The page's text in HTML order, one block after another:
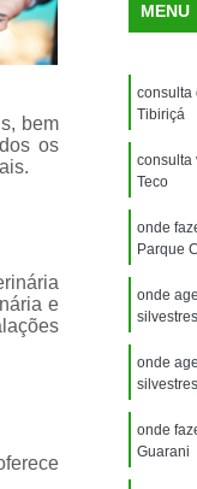
Silvestres
Animais Silvestres
São Caetano
Consulta Veterinária
Exame de
Exame
Exame
Exame
para Animais
André
Exame
Internação Animal
Internação para
bem
os
e
MENU
consulta
Tibiriçá
consulta
Teco
onde
Parque
onde
onde
onde
Guarani